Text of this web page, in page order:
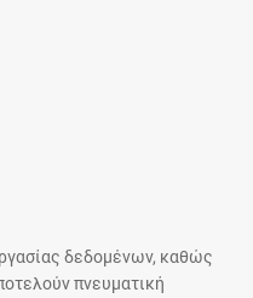
δεδομένων, καθώς
πνευματική